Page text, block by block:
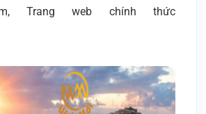
Trang web chính thức